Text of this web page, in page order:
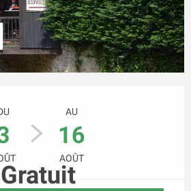
AU
16
AOÛT
Gratuit